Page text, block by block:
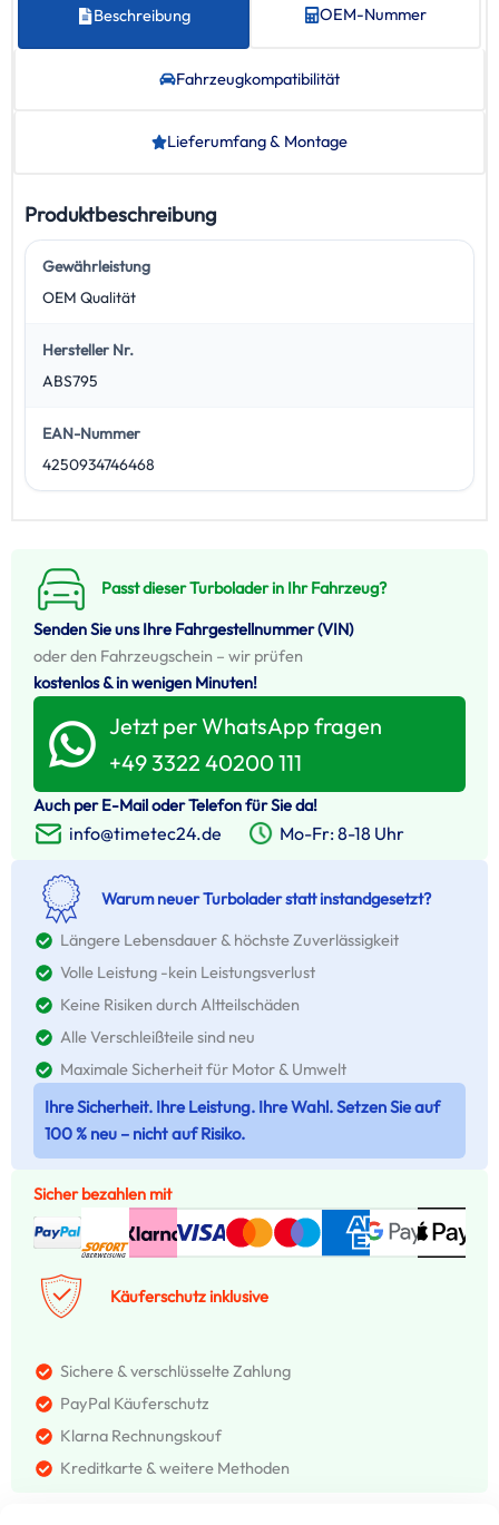
Beschreibung OEM-Nummer
Fahrzeug­kompatibilität
Lieferumfang & Montage
Produktbeschreibung
Gewährleistung
OEM Qualität
Hersteller Nr.
ABS795
EAN-Nummer
4250934746468
Passt dieser Turbolader in Ihr Fahrzeug?
Senden Sie uns Ihre Fahrgestellnummer (VIN)
oder den Fahrzeugschein – wir prüfen
kostenlos & in wenigen Minuten!
Jetzt per WhatsApp fragen
+49 3322 40200 111
Auch per E-Mail oder Telefon für Sie da!
info@timetec24.de Mo-Fr: 8-18 Uhr
Warum neuer Turbolader statt instandgesetzt?
Längere Lebensdauer & höchste Zuverlässigkeit
Volle Leistung -kein Leistungsverlust
Keine Risiken durch Altteilschäden
Alle Verschleißteile sind neu
Maximale Sicherheit für Motor & Umwelt
Ihre Sicherheit. Ihre Leistung. Ihre Wahl. Setzen Sie auf
100 % neu – nicht auf Risiko.
Sicher bezahlen mit
Käuferschutz inklusive
Sichere & verschlüsselte Zahlung
PayPal Käuferschutz
Klarna Rechnungskouf
Kreditkarte & weitere Methoden